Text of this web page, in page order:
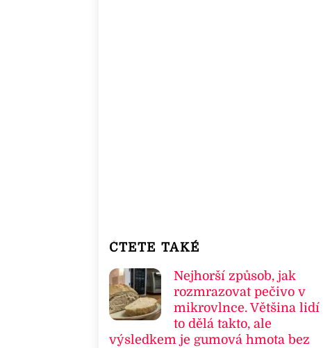
ČTETE TAKÉ
Nejhorší způsob, jak
rozmrazovat pečivo v
mikrovlnce. Většina lidí
to dělá takto, ale
výsledkem je gumová hmota bez